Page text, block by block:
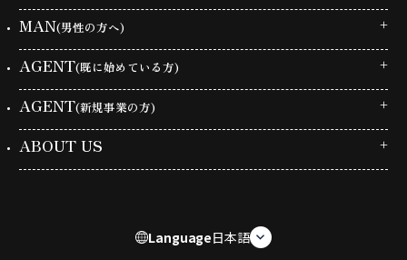
MAN(男性の方へ)
AGENT(既に始めている方)
AGENT(新規事業の方)
ABOUT US
Language日本語